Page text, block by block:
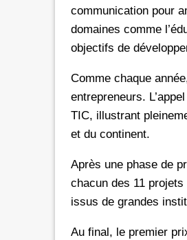
communication pour
domaines comme
objectifs de
Comme chaque
entrepreneurs.
TIC, illustrant
et du continent.
Après une phase de
chacun des 11
issus de grandes
Au final, le premier